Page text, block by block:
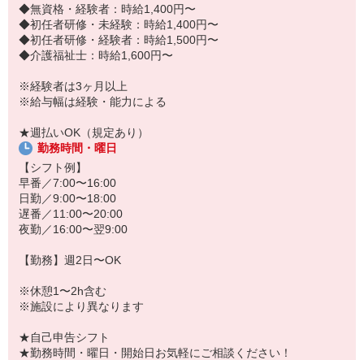
20代・30代・40代・50代・60代、
若手からミドル、中高年（エルダー）、シニア世代まで幅広く活躍
中！
「すぐに働けるところはないかな…」
「しっかり稼げるアルバイトを探してる。」
◆無資格・経験者：時給1,400円〜
◆初任者研修・未経験：時給1,400円〜
◆初任者研修・経験者：時給1,500円〜
◆介護福祉士：時給1,600円〜
※経験者は3ヶ月以上
※給与幅は経験・能力による
★週払いOK（規定あり）
勤務時間・曜日
【シフト例】
早番／7:00〜16:00
日勤／9:00〜18:00
遅番／11:00〜20:00
夜勤／16:00〜翌9:00
【勤務】週2日〜OK
※休憩1〜2h含む
※施設により異なります
★自己申告シフト
★勤務時間・曜日・開始日お気軽にご相談ください！